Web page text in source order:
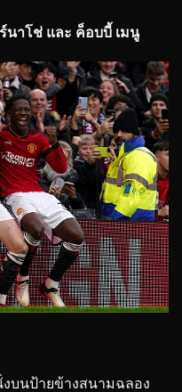
นาโช่ และ ค็อบบี้ เมนู
บนป้ายข้างสนามฉลอง